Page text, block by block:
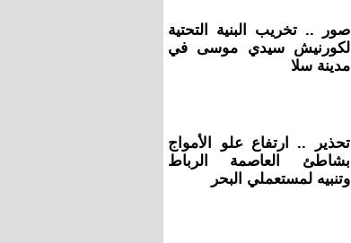
صور .. تخريب البنية التحتية
لكورنيش سيدي موسى في
مدينة سلا
تحذير .. ارتفاع علو الأمواج
بشاطئ العاصمة الرباط
وتنبيه لمستعملي البحر